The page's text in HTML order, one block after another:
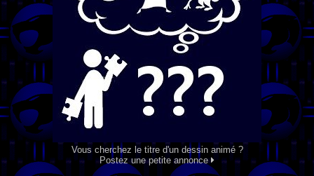
Vous cherchez le titre d'un dessin animé ?
Postez une petite annonce